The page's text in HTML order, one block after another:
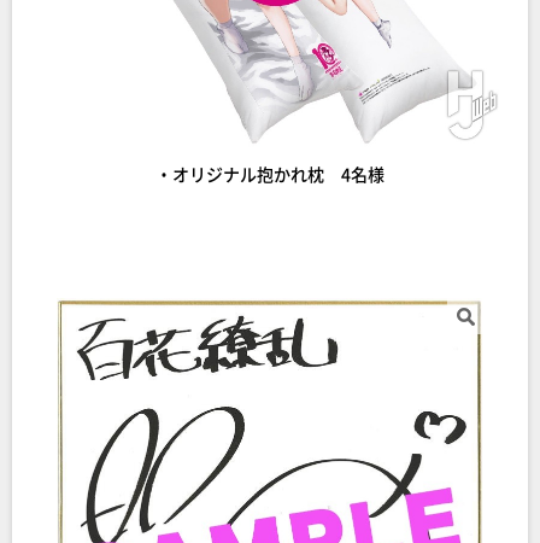
・オリジナル抱かれ枕 4名様